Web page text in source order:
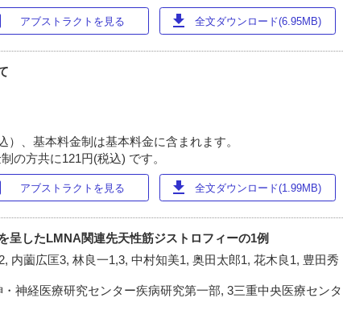
アブストラクトを見る download 全文ダウンロード(6.95MB)
、基本料金制は基本料金に含まれます。
の方共に121円(税込) です。
アブストラクトを見る download 全文ダウンロード(1.99MB)
呈したLMNA関連先天性筋ジストロフィーの1例
内薗広匡3, 林良一1,3, 中村知美1, 奥田太郎1, 花木良1, 豊田秀
神経医療研究センター疾病研究第一部, 3三重中央医療センタ